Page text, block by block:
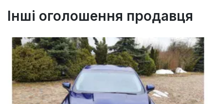
Інші оголошення продавця